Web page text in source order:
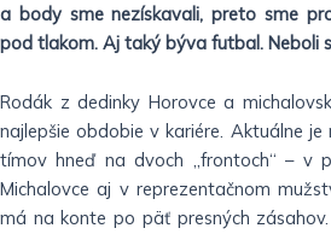
a body sme nezískavali, preto sme
pod tlakom. Aj taký býva futbal. Neboli
Rodák z dedinky Horovce a
najlepšie obdobie v kariére. Aktuálne je
tímov hneď na dvoch „frontoch“ – v
Michalovce aj v reprezentačnom
má na konte po päť presných